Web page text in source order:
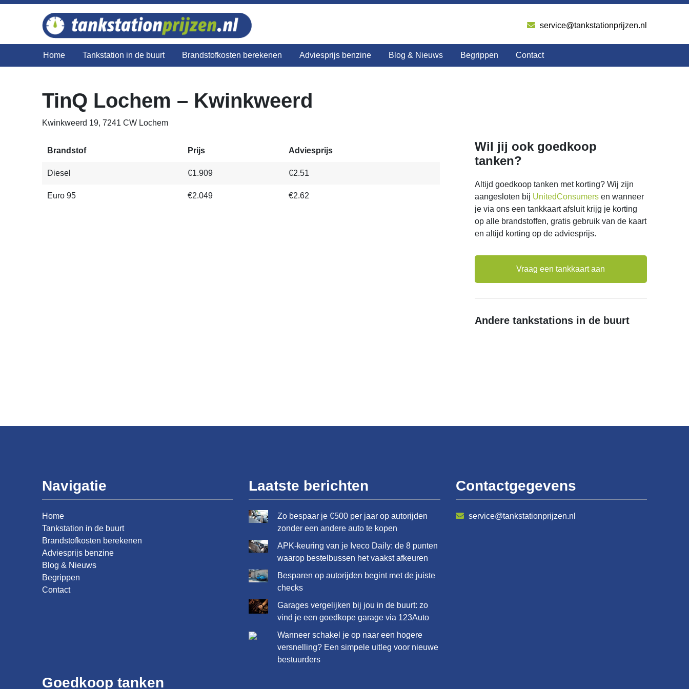
service@tankstationprijzen.nl
Home Tankstation in de buurt Brandstofkosten berekenen Adviesprijs benzine Blog & Nieuws Begrippen Contact
TinQ Lochem – Kwinkweerd
Kwinkweerd 19, 7241 CW Lochem
Brandstof Prijs Adviesprijs
Diesel €1.909 €2.51
Euro 95 €2.049 €2.62
Wil jij ook goedkoop
tanken?
Altijd goedkoop tanken met korting? Wij zijn
aangesloten bij UnitedConsumersen wanneer
je via ons een tankkaart afsluit krijg je korting
op alle brandstoffen, gratis gebruik van de kaart
en altijd korting op de adviesprijs.
Vraag een tankkaart aan
Andere tankstations in de buurt
Navigatie
Home
Tankstation in de buurt
Brandstofkosten berekenen
Adviesprijs benzine
Blog & Nieuws
Begrippen
Contact
Laatste berichten
Zo bespaar je €500 per jaar op autorijden
zonder een andere auto te kopen
APK-keuring van je Iveco Daily: de 8 punten
waarop bestelbussen het vaakst afkeuren
Besparen op autorijden begint met de juiste
checks
Garages vergelijken bij jou in de buurt: zo
vind je een goedkope garage via 123Auto
Wanneer schakel je op naar een hogere
versnelling? Een simpele uitleg voor nieuwe
bestuurders
Contactgegevens
service@tankstationprijzen.nl
Goedkoop tanken